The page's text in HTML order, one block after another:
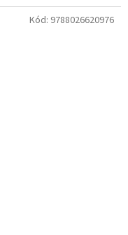
Kód: 9788026620976